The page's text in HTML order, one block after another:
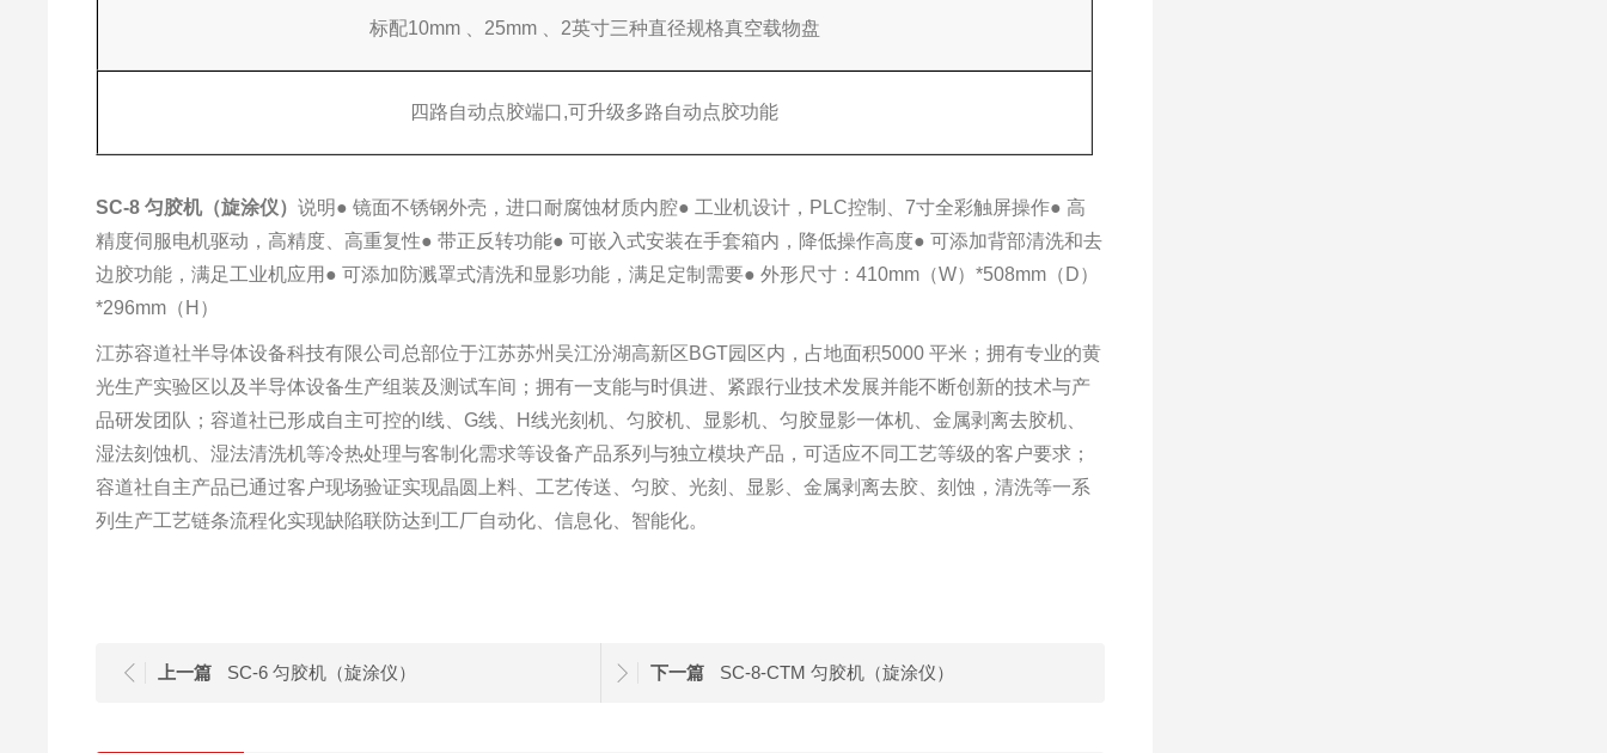
标配10mm 、25mm 、2英寸三种直径规格真空载物盘
四路自动点胶端口,可升级多路自动点胶功能
SC-8 匀胶机（旋涂仪）说明● 镜面不锈钢外壳，进口耐腐蚀材质内腔● 工业机设计，PLC控制、7寸全彩触屏操作● 高
精度伺服电机驱动，高精度、高重复性● 带正反转功能● 可嵌入式安装在手套箱内，降低操作高度● 可添加背部清洗和去
边胶功能，满足工业机应用 ● 可添加防溅罩式清洗和显影功能，满足定制需要● 外形尺寸：410mm（W）*508mm（D）
*296mm（H）
江苏容道社半导体设备科技有限公司总部位于江苏苏州吴江汾湖高新区BGT园区内，占地面积5000 平米；拥有专业的黄
光生产实验区以及半导体设备生产组装及测试车间；拥有一支能与时俱进、紧跟行业技术发展并能不断创新的技术与产
品研发团队；容道社已形成自主可控的I线、G线、H线光刻机、匀胶机、显影机、匀胶显影一体机、金属剥离去胶机、
湿法刻蚀机、湿法清洗机等冷热处理与客制化需求等设备产品系列与独立模块产品，可适应不同工艺等级的客户要求；
容道社自主产品已通过客户现场验证实现晶圆上料、工艺传送、匀胶、光刻、显影、金属剥离去胶、刻蚀，清洗等一系
列生产工艺链条流程化实现缺陷联防达到工厂自动化、信息化、智能化。
上一篇 SC-6 匀胶机（旋涂仪） 下一篇 SC-8-CTM 匀胶机（旋涂仪）